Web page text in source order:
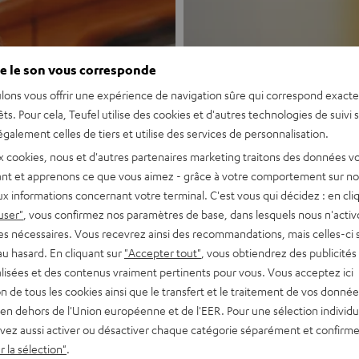
MOTIV®
Enceinte
Découvrir
Nouveau
le son vous corresponde
vous offrir une expérience de navigation sûre qui correspond
Pour cela, Teufel utilise des cookies et d'autres technologies de suivi
celles de tiers et utilise des services de personnalisation.
cookies, nous et d'autres partenaires marketing traitons des données
et apprenons ce que vous aimez - grâce à votre comportement sur
informations concernant votre terminal. C'est vous qui décidez : en
, vous confirmez nos paramètres de base, dans lesquels nous
nécessaires. Vous recevrez ainsi des recommandations, mais celles-ci
hasard. En cliquant sur "Accepter tout" , vous obtiendrez des publicités
et des contenus vraiment pertinents pour vous. Vous acceptez ici
de tous les cookies ainsi que le transfert et le traitement de vos
dehors de l'Union européenne et de l'EER. Pour une sélection
aussi activer ou désactiver chaque catégorie séparément et
la sélection"